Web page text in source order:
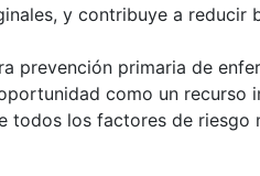
y contribuye a
prevención primaria de
como un
los factores de riesgo